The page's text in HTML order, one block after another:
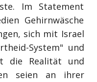
Im Statement
Gehirnwäsche
sich mit Israel
System" und
die Realität und
seien an ihrer